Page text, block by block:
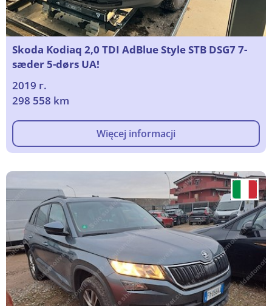
Skoda Kodiaq 2,0 TDI AdBlue Style STB DSG7 7-
sæder 5-dørs UA!
2019 г.
298 558 km
Więcej informacji